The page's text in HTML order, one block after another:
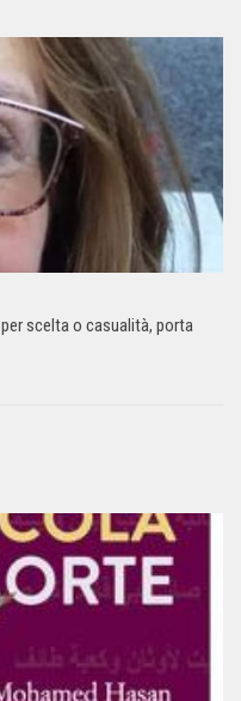
scelta o casualità, porta